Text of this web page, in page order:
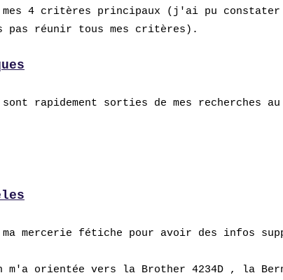
4 critères principaux (j'ai pu constater
pas réunir tous mes critères).
sont rapidement sorties de mes recherches
mercerie fétiche pour avoir des infos
m'a orientée vers la Brother 4234D , la